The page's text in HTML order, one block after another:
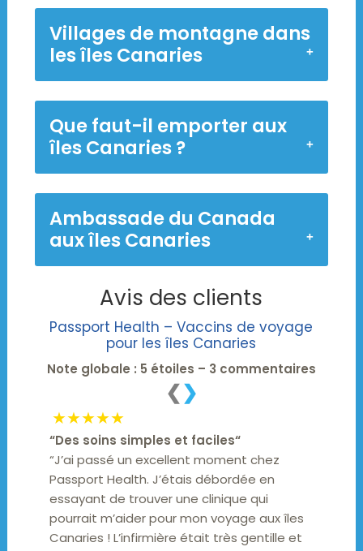
Villages de montagne dans
les îles Canaries
Que faut-il emporter aux
îles Canaries ?
Ambassade du Canada
aux îles Canaries
Avis des clients
Passport Health – Vaccins de voyage
pour les îles Canaries
Note globale : 5 étoiles – 3 commentaires
❮❯
★★★★★
“Des soins simples et faciles“
“J’ai passé un excellent moment chez
Passport Health. J’étais débordée en
essayant de trouver une clinique qui
pourrait m’aider pour mon voyage aux îles
Canaries ! L’infirmière était très gentille et